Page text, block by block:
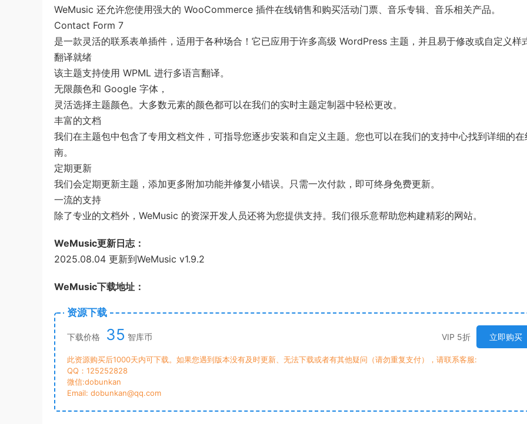
WeMusic 还允许您使用强大的 WooCommerce 插件在线销售和购买活动门票、音乐专辑、音乐相关产品。
Contact Form 7
是一款灵活的联系表单插件，适用于各种场合！它已应用于许多高级 WordPress 主题，并且易于修改或自定义样
翻译就绪
该主题支持使用 WPML 进行多语言翻译。
无限颜色和 Google 字体，
灵活选择主题颜色。大多数元素的颜色都可以在我们的实时主题定制器中轻松更改。
丰富的文档
我们在主题包中包含了专用文档文件，可指导您逐步安装和自定义主题。您也可以在我们的支持中心找到详细的在
南。
定期更新
我们会定期更新主题，添加更多附加功能并修复小错误。只需一次付款，即可终身免费更新。
一流的支持
除了专业的文档外，WeMusic 的资深开发人员还将为您提供支持。我们很乐意帮助您构建精彩的网站。
WeMusic更新日志：
2025.08.04 更新到WeMusic v1.9.2
WeMusic下载地址：
资源下载
下载价格 35 智库币 VIP 5折 立即购买
此资源购买后1000天内可下载。如果您遇到版本没有及时更新、无法下载或者有其他疑问（请勿重复支付），请联系客服:
QQ：125252828
微信:dobunkan
Email: dobunkan@qq.com